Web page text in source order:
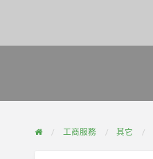
工商服務 其它